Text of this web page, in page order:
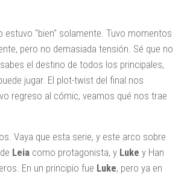
estuvo "bien" solamente. Tuvo momentos
pero no demasiada tensión. Sé que no
el destino de todos los principales,
jugar. El plot-twist del final nos
regreso al cómic, veamos qué nos trae
Vaya que esta serie, y este arco sobre
Leia como protagonista, y Luke y Han
En un principio fue Luke, pero ya en